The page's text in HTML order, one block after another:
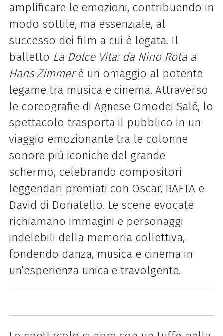
amplificare le emozioni, contribuendo in
modo sottile, ma essenziale, al
successo dei film a cui è legata. Il
balletto La Dolce Vita: da Nino Rota a
Hans Zimmerè un omaggio al potente
legame tra musica e cinema. Attraverso
le coreografie di Agnese Omodei Salè, lo
spettacolo trasporta il pubblico in un
viaggio emozionante tra le colonne
sonore più iconiche del grande
schermo, celebrando compositori
leggendari premiati con Oscar, BAFTA e
David di Donatello. Le scene evocate
richiamano immagini e personaggi
indelebili della memoria collettiva,
fondendo danza, musica e cinema in
un’esperienza unica e travolgente.